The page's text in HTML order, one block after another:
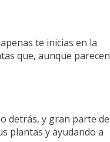
te inicias en la
que, aunque parecen
detrás, y gran parte de
plantas y ayudando a